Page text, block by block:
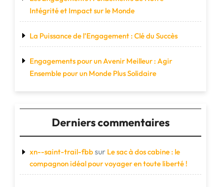
Intégrité et Impact sur le Monde
La Puissance de l’Engagement : Clé du Succès
Engagements pour un Avenir Meilleur : Agir
Ensemble pour un Monde Plus Solidaire
Derniers commentaires
xn--saint-trail-fbbsur Le sac à dos cabine : le
compagnon idéal pour voyager en toute liberté !